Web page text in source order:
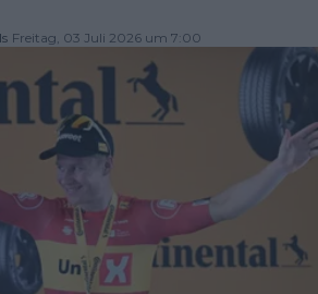
Freitag, 03 Juli 2026 um 7:00